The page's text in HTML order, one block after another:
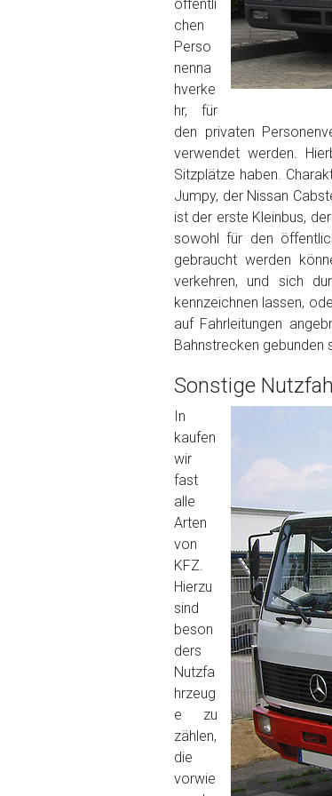
öffentli
chen
Perso
nenna
hverke
hr, für
den privaten
verwendet werden.
Sitzplätze haben.
Jumpy, der Nissan
ist der erste Kleinbus,
sowohl für den
gebraucht werden
verkehren, und sich
kennzeichnen lassen,
auf Fahrleitungen
Bahnstrecken gebunden
Sonstige
In
kaufen
wir
fast
alle
Arten
von
KFZ.
Hierzu
sind
beson
ders
Nutzfa
hrzeug
e zu
zählen,
die
vorwie